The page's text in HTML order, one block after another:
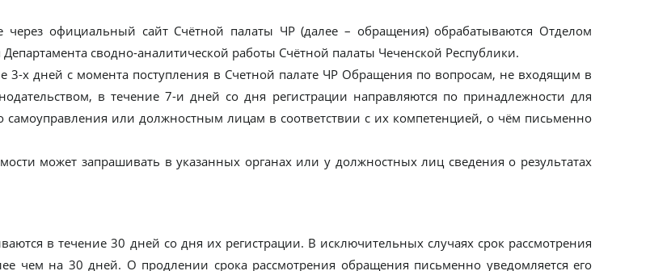
официальный сайт Счётной палаты ЧР (далее – обращения) обрабатываются Отделом
сводно-аналитической работы Счётной палаты Чеченской Республики.
3-х дней с момента поступления в Счетной палате ЧР Обращения по вопросам, не входящим в
в течение 7-и дней со дня регистрации направляются по принадлежности для
самоуправления или должностным лицам в соответствии с их компетенцией, о чём письменно
может запрашивать в указанных органах или у должностных лиц сведения о результатах
в течение 30 дней со дня их регистрации. В исключительных случаях срок рассмотрения
чем на 30 дней. О продлении срока рассмотрения обращения письменно уведомляется его